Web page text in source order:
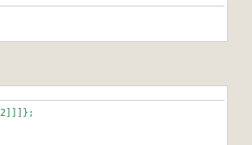
2]]]};